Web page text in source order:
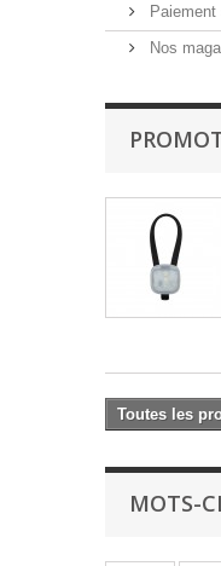
Nos
Toutes les
MOTS-